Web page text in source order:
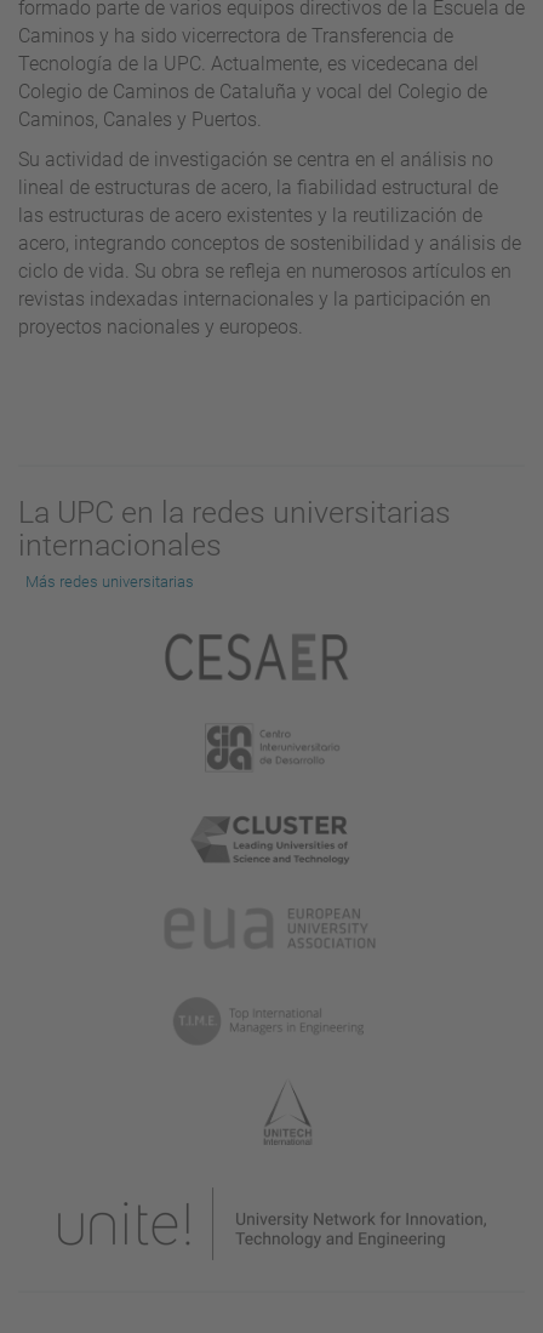
formado parte de varios equipos directivos de la Escuela de
Caminos y ha sido vicerrectora de Transferencia de
Tecnología de la UPC. Actualmente, es vicedecana del
Colegio de Caminos de Cataluña y vocal del Colegio de
Caminos, Canales y Puertos.
Su actividad de investigación se centra en el análisis no
lineal de estructuras de acero, la fiabilidad estructural de
las estructuras de acero existentes y la reutilización de
acero, integrando conceptos de sostenibilidad y análisis de
ciclo de vida. Su obra se refleja en numerosos artículos en
revistas indexadas internacionales y la participación en
proyectos nacionales y europeos.
La UPC en la redes universitarias
internacionales
Más redes universitarias